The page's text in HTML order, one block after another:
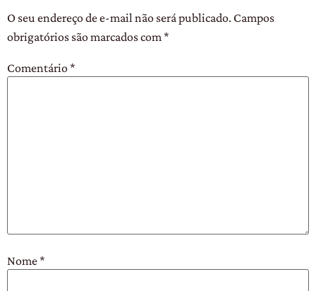
O seu endereço de e-mail não será publicado. Campos
obrigatórios são marcados com*
Comentário*
Nome*